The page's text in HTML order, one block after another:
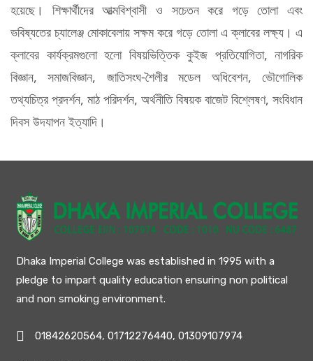
হয়েছে। শিক্ষার্থীদের আত্মবিশ্বাসী ও সচেতন করে গড়ে তোলা এবং
ভবিষ্যতের চ্যালেঞ্জ মোকাবেলায় সক্ষম করে গড়ে তোলা এ ক্লাবের লক্ষ্য। এ
ক্লাবের কার্যক্রমগুলো হলো বিষয়ভিত্তিক কুইজ প্রতিযোগিতা, নাগরিক
বিজ্ঞান, সমাজবিজ্ঞান, জাতিসংঘ-শৈলীর মডেল অধিবেশন, ভৌগোলিক
তথ্যচিত্র প্রদর্শন, মাঠ পরিদর্শন, অর্থনীতি বিষয়ক বাজেট বিশ্লেষণ, সংবিধান
দিবস উদযাপন ইত্যাদি।
Dhaka Imperial College was established in 1995 with a
pledge to impart quality education ensuring non political
and non smoking environment.
01842620564, 01712276440, 01309107974